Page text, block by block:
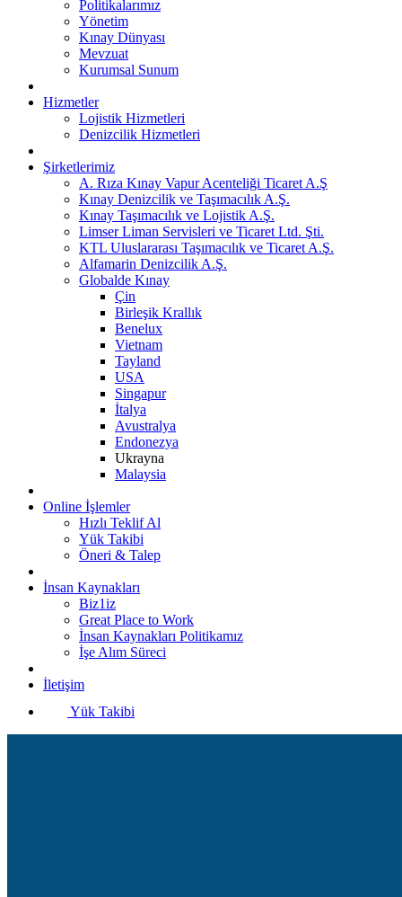
Politikalarımız
Yönetim
Kınay Dünyası
Mevzuat
Kurumsal Sunum
Hizmetler
Lojistik Hizmetleri
Denizcilik Hizmetleri
Şirketlerimiz
A. Rıza Kınay Vapur Acenteliği Ticaret A.Ş
Kınay Denizcilik ve Taşımacılık A.Ş.
Kınay Taşımacılık ve Lojistik A.Ş.
Limser Liman Servisleri ve Ticaret Ltd. Şti.
KTL Uluslararası Taşımacılık ve Ticaret A.Ş.
Alfamarin Denizcilik A.Ş.
Globalde Kınay
Çin
Birleşik Krallık
Benelux
Vietnam
Tayland
USA
Singapur
İtalya
Avustralya
Endonezya
Ukrayna
Malaysia
Online İşlemler
Hızlı Teklif Al
Yük Takibi
Öneri & Talep
İnsan Kaynakları
Biz1iz
Great Place to Work
İnsan Kaynakları Politikamız
İşe Alım Süreci
İletişim
Yük Takibi